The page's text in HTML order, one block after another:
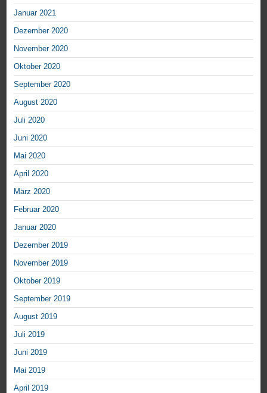
Januar 2021
Dezember 2020
November 2020
Oktober 2020
September 2020
August 2020
Juli 2020
Juni 2020
Mai 2020
April 2020
März 2020
Februar 2020
Januar 2020
Dezember 2019
November 2019
Oktober 2019
September 2019
August 2019
Juli 2019
Juni 2019
Mai 2019
April 2019